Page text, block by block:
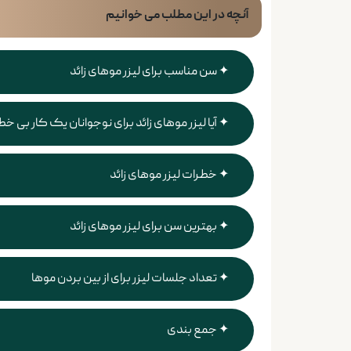
آنچه در این مطلب می خوانیم
سن مناسب برای لیزر موهای زائد
آیا لیزر موهای زائد برای نوجوانان یک کار بی
خطرات لیزر موهای زائد
بهترین سن برای لیزر موهای زائد
تعداد جلسات لیزر برای از بین بردن موها
جمع ‌بندی